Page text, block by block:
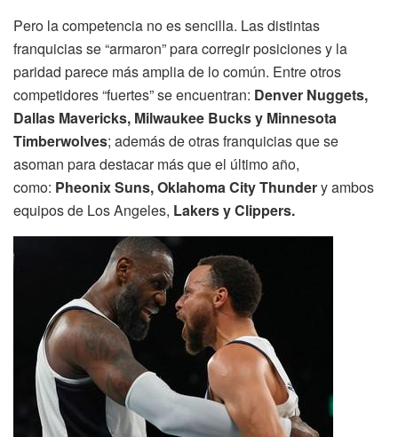
Pero la competencia no es sencilla. Las distintas
franquicias se “armaron” para corregir posiciones y la
paridad parece más amplia de lo común. Entre otros
competidores “fuertes” se encuentran: Denver Nuggets,
Dallas Mavericks, Milwaukee Bucks y Minnesota
Timberwolves; además de otras franquicias que se
asoman para destacar más que el último año,
como: Pheonix Suns, Oklahoma City Thundery ambos
equipos de Los Angeles, Lakers y Clippers.